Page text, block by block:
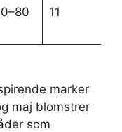
11
marker
maj blomstrer
som